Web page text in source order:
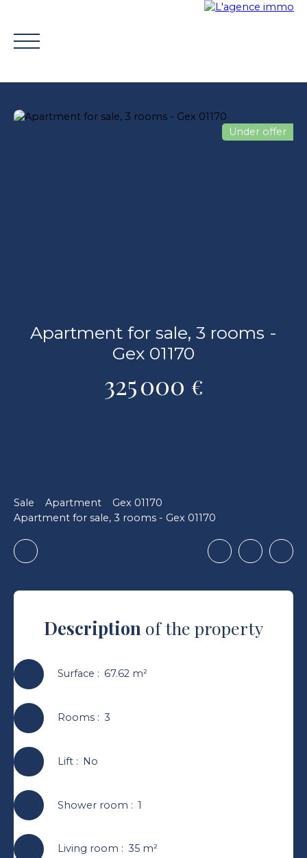
Under offer
Apartment for sale, 3 rooms -
Gex 01170
325 000 €
Sale Apartment
Gex 01170
Apartment for sale, 3 rooms - Gex 01170
Description of the property
Surface : 67.62 m²
Rooms: 3
Lift: No
Shower room : 1
Living room : 35 m²